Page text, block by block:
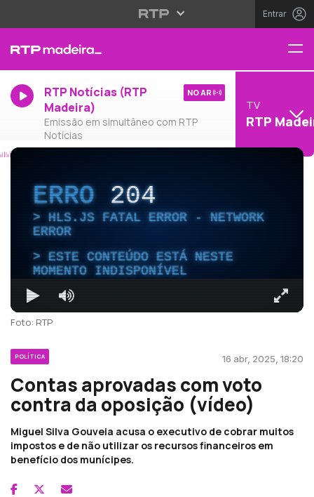
Entrar
RTP Notícias (RTP
Madeira)
Emissão em simultâneo com RTP
Notícias
NO AR
TV
RTP
ERRO204
HLS.JS FATAL ERROR - NETWORK
ERROR
ESTE CONTEÚDO ESTÁ NESTE
MOMENTO INDISPONÍVEL
Foto: RTP
POLÍTICA 16 abr, 2025, 18:20
Contas aprovadas com voto
contra da oposição (vídeo)
Miguel Silva Gouveia acusa o executivo de cobrar muitos
impostos e de não utilizar os recursos financeiros em
benefício dos munícipes.